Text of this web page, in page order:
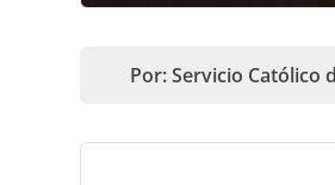
Por: Servicio Católico